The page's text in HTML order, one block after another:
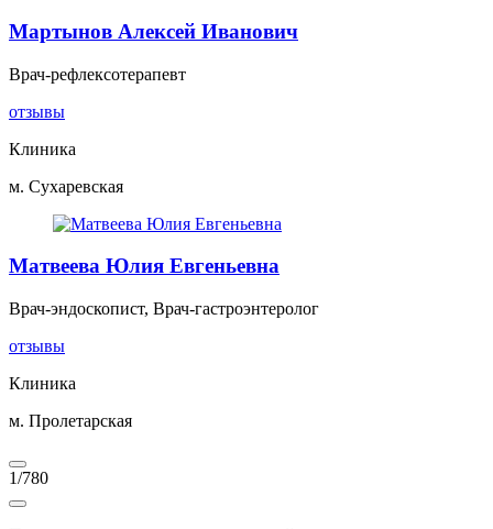
Мартынов Алексей Иванович
Врач-рефлексотерапевт
отзывы
Клиника
м. Сухаревская
Матвеева Юлия Евгеньевна
Врач-эндоскопист, Врач-гастроэнтеролог
отзывы
Клиника
м. Пролетарская
1/780